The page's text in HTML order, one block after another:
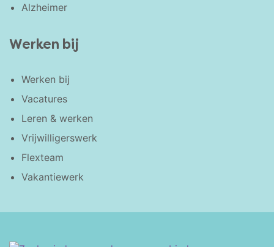
Alzheimer
Werken bij
Werken bij
Vacatures
Leren & werken
Vrijwilligerswerk
Flexteam
Vakantiewerk